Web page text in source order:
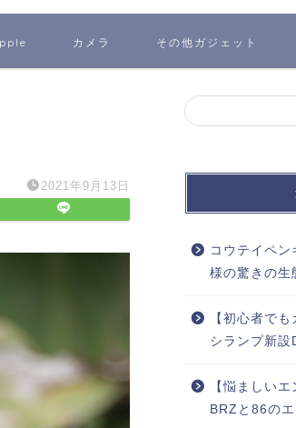
カメラ その他ガジェット
2021年9月13日
コウテイペン
様の驚きの生
【初心者で
シランプ新設
【悩ましい
BRZと86の